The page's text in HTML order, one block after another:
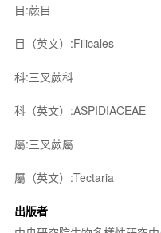
目:蕨目
目（英文）:Filicales
科:三叉蕨科
科（英文）:ASPIDIACEAE
屬:三叉蕨屬
屬（英文）:Tectaria
出版者